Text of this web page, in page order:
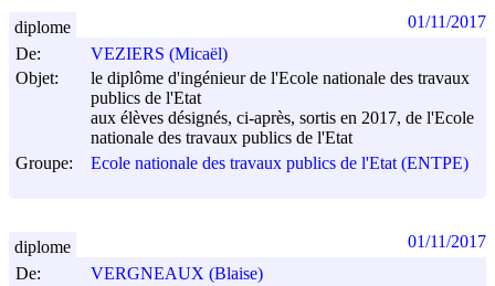
De:
VEZIERS (Micaël)
Objet:
le diplôme d'ingénieur de l'Ecole nationale des travaux
publics de l'Etat
aux élèves désignés, ci-après, sortis en 2017, de l'Ecole
nationale des travaux publics de l'Etat
Groupe:
Ecole nationale des travaux publics de l'Etat (ENTPE)
diplome 01/11/2017
De:
VERGNEAUX (Blaise)
diplome 01/11/2017